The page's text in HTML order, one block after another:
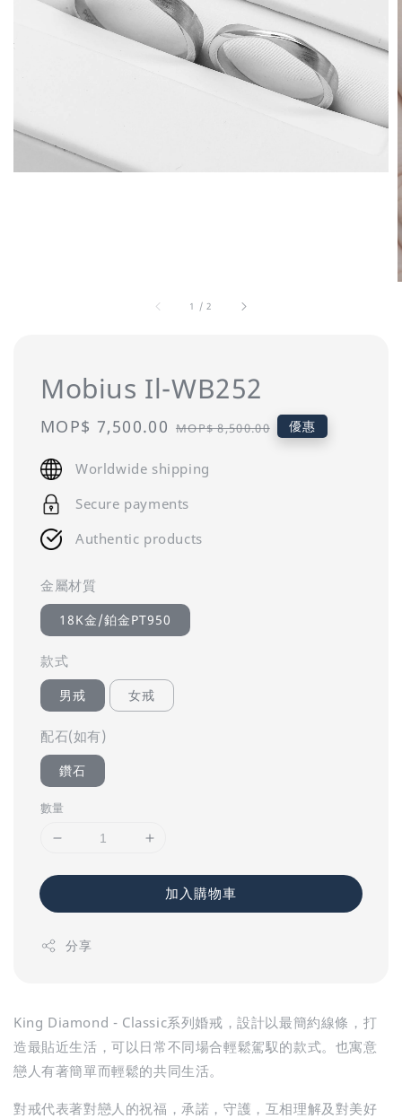
1 /2
Mobius Il-WB252
Sale
MOP$ 7,500.00 Regular
MOP$ 8,500.00 優惠
Worldwide shipping
Secure payments
Authentic products
金屬材質
18K金/鉑金PT950
款式
男戒 女戒
配石(如有)
鑽石
數量
加入購物車
分享
King Diamond - Classic系列婚戒，設計以最簡約線條，打
造最貼近生活，可以日常不同場合輕鬆駕馭的款式。也寓意
戀人有著簡單而輕鬆的共同生活。
對戒代表著對戀人的祝福，承諾，守護，互相理解及對美好